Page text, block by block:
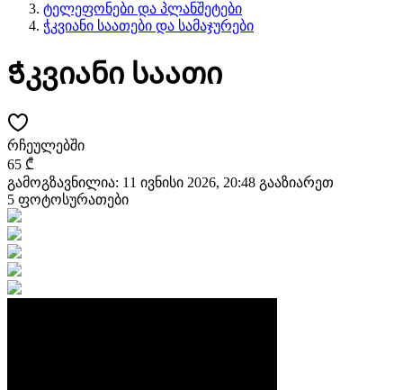
ტელეფონები და პლანშეტები
ჭკვიანი საათები და სამაჯურები
Ჭკვიანი საათი
რჩეულებში
65 ₾
გამოგზავნილია: 11 ივნისი 2026, 20:48 გააზიარეთ
5 ფოტოსურათები